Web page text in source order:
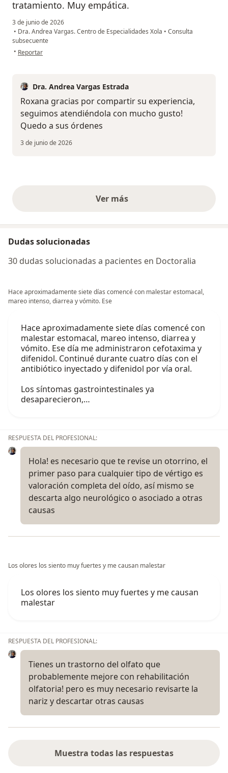
tratamiento. Muy empática.
3 de junio de 2026
• Dra. Andrea Vargas. Centro de Especialidades Xola • Consulta
subsecuente
• en opinión del usuario Roxana Huerta
Reportar
Dra. Andrea Vargas Estrada
Roxana gracias por compartir su experiencia,
seguimos atendiéndola con mucho gusto!
Quedo a sus órdenes
3 de junio de 2026
Ver másopiniones anteriores
Dudas solucionadas
30 dudas solucionadas a pacientes en Doctoralia
Hace aproximadamente siete días comencé con malestar estomacal,
mareo intenso, diarrea y vómito. Ese
Hace aproximadamente siete días comencé con
malestar estomacal, mareo intenso, diarrea y
vómito. Ese día me administraron cefotaxima y
difenidol. Continué durante cuatro días con el
antibiótico inyectado y difenidol por vía oral.
Los síntomas gastrointestinales ya
desaparecieron,…
RESPUESTA DEL PROFESIONAL:
Hola! es necesario que te revise un otorrino, el
primer paso para cualquier tipo de vértigo es
valoración completa del oído, así mismo se
descarta algo neurológico o asociado a otras
causas
Los olores los siento muy fuertes y me causan malestar
Los olores los siento muy fuertes y me causan
malestar
RESPUESTA DEL PROFESIONAL:
Tienes un trastorno del olfato que
probablemente mejore con rehabilitación
olfatoria! pero es muy necesario revisarte la
nariz y descartar otras causas
Muestra todas las respuestas